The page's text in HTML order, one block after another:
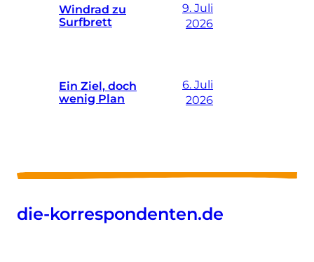
Windrad zu
Surfbrett
9. Juli
2026
Ein Ziel, doch
wenig Plan
6. Juli
2026
die-korrespondenten.de